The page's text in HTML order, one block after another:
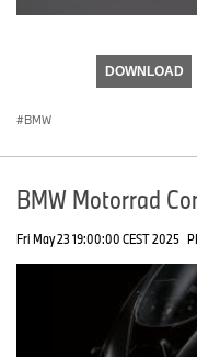
DOWNLOAD
BMW
BMW Motorrad
Fri May 23 19:00:00 CEST 2025